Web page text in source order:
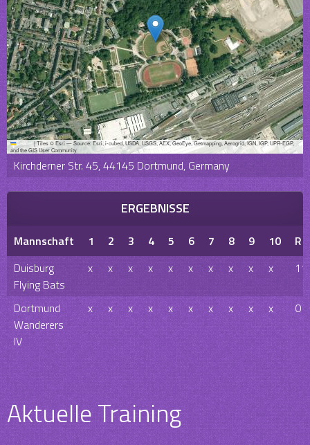
Leaflet |Tiles © Esri — Source: Esri, i-cubed, USDA, USGS, AEX, GeoEye, Getmapping, Aerogrid, IGN, IGP, UPR-EGP,
and the GIS User Community
Kirchderner Str. 45, 44145 Dortmund, Germany
ERGEBNISSE
Mannschaft 1 2 3 4 5 6 7 8 9 10
R
Duisburg
Flying Bats
x x x x x x x x x x 11
Dortmund
Wanderers
IV
x x x x x x x x x x 0
Aktuelle Training